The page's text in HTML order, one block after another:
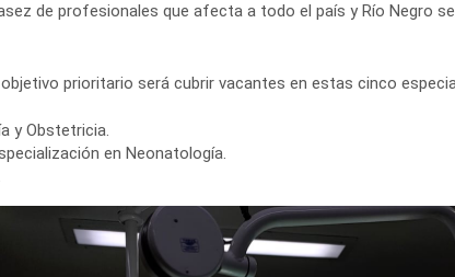
de profesionales que afecta a todo el país y Río Negro
objetivo prioritario será cubrir vacantes en estas cinco
y Obstetricia.
en Neonatología.